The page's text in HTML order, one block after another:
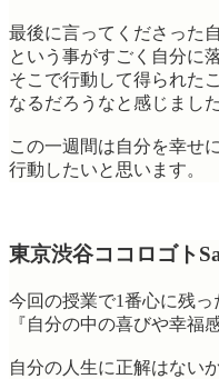
最後に言ってくださった
という事がすごく自分に
そこで行動して得られた
なるだろうなと感じました
この一週間は自分を幸せ
行動したいと思います。
東京渋谷ココロゴト
今回の授業で1番心に残っ
『自分の中の喜びや幸福
自分の人生に正解はない